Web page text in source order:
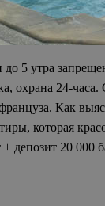
5 утра
охрана 24-
Как
которая
20